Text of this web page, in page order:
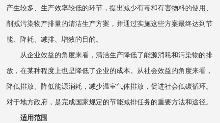
产生较多、生产效率较低的环节，提出减少有毒和有害物料的使用、
削减污染物产排量的清洁生产方案，并通过实施这些方案最终达到节
能、降耗、减排、增效的目的。
从企业效益的角度来看，清洁生产降低了能源消耗和污染物的排
放，在某种程度上也是降低了企业的成本。从社会效益的角度来看，
降低排放、降低能源消耗，减少温室气体排放，促进社会低碳循环。
对于地方政府，是完成国家规定的节能减排任务的重要方法和途径。
适用范围